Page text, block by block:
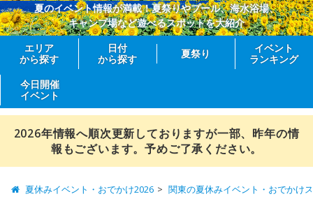
夏のイベント情報が満載！夏祭りやプール、海水浴場、
キャンプ場など遊べるスポットを大紹介
エリア
から探す
日付
から探す
夏祭り
イベント
ランキング
今日開催
イベント
2026年情報へ順次更新しておりますが一部、昨年の情
報もございます。予めご了承ください。
夏休みイベント・おでかけ2026 関東の夏休みイベント・おでかけ